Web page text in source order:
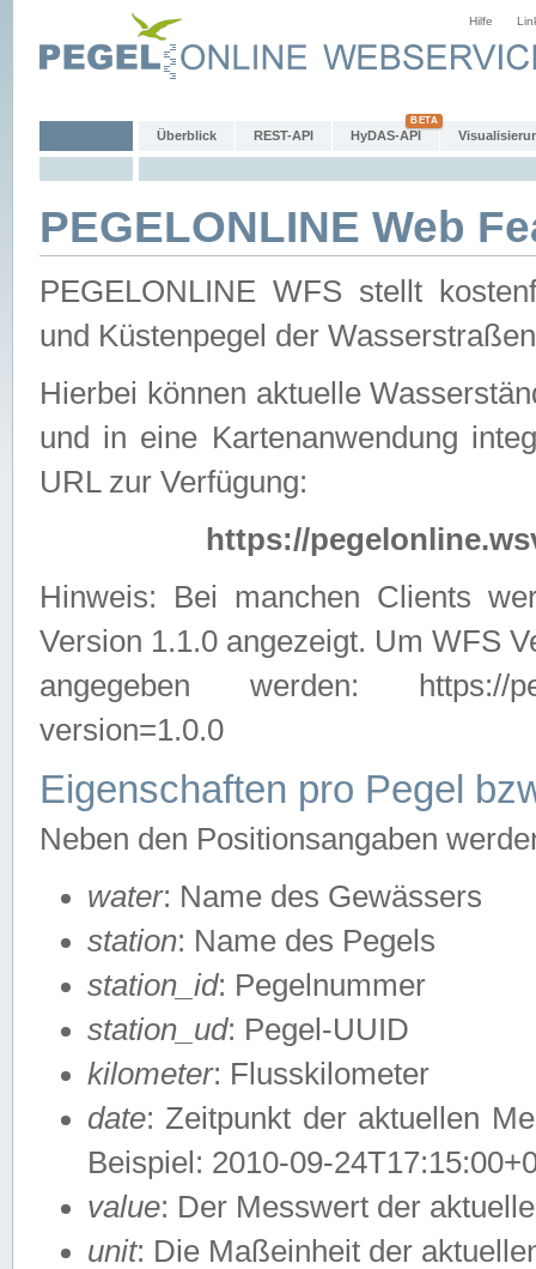
Hilfe
Überblick REST-API HyDAS-API
PEGELONLINE Web
PEGELONLINE WFS stellt
und Küstenpegel der
Hierbei können aktuelle
und in eine Kartenanwendung
URL zur Verfügung:
https://
Hinweis: Bei manchen Clients
Version 1.1.0 angezeigt. Um WFS
angegeben werden: https://
version=1.0.0
Eigenschaften pro Pegel
Neben den Positionsangaben
water: Name des Gewässers
station: Name des Pegels
station_id: Pegelnummer
station_ud: Pegel-UUID
kilometer: Flusskilometer
date: Zeitpunkt der aktuellen
Beispiel: 2010-09-
value: Der Messwert der
unit: Die Maßeinheit der